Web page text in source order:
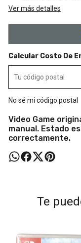
Ver más detalles
Calcular Costo De
No sé mi código postal
Video Game
manual. Estado
correctamente.
Te